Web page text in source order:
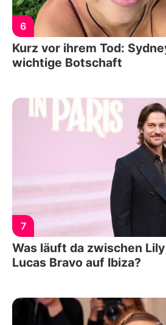
6
Kurz vor ihrem Tod:
wichtige Botschaft
7
Was läuft da zwischen
Lucas Bravo auf Ibiza?